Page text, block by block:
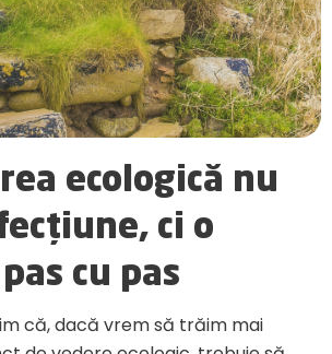
ecologică nu
ci o
cu pas
că, dacă vrem să trăim mai